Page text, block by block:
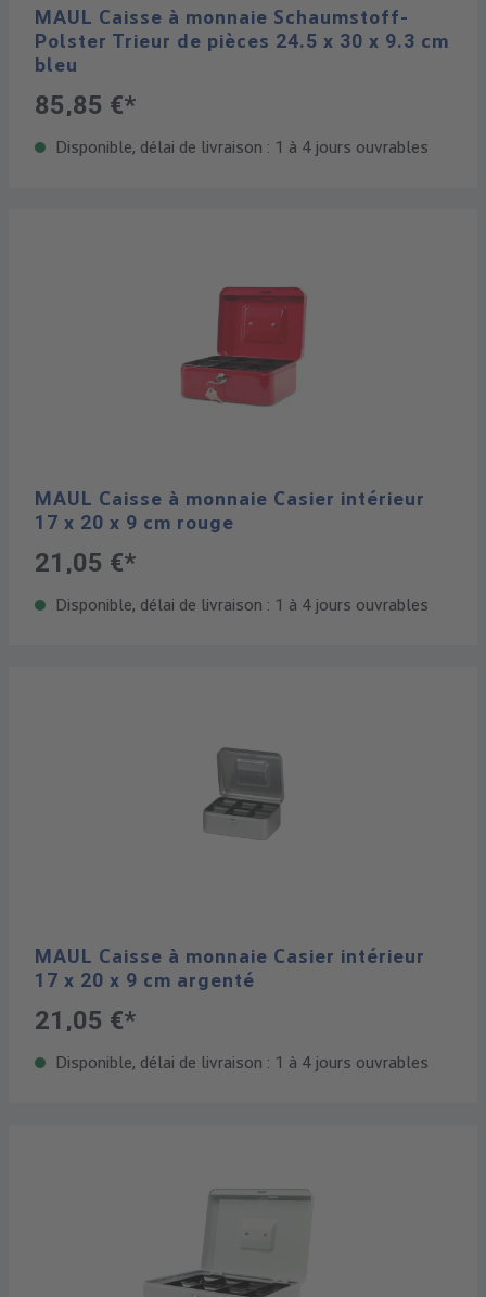
MAUL Caisse à monnaie Schaumstoff-
Polster Trieur de pièces 24.5 x 30 x 9.3 cm
bleu
85,85 €*
Disponible, délai de livraison : 1 à 4 jours ouvrables
MAUL Caisse à monnaie Casier intérieur
17 x 20 x 9 cm rouge
21,05 €*
Disponible, délai de livraison : 1 à 4 jours ouvrables
MAUL Caisse à monnaie Casier intérieur
17 x 20 x 9 cm argenté
21,05 €*
Disponible, délai de livraison : 1 à 4 jours ouvrables